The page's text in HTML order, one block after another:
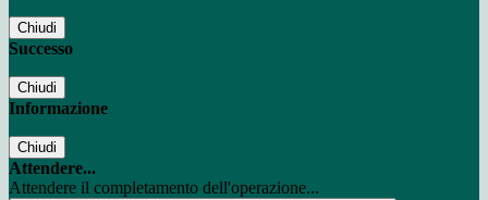
Chiudi
Successo
Chiudi
Informazione
Chiudi
Attendere...
Attendere il completamento dell'operazione...